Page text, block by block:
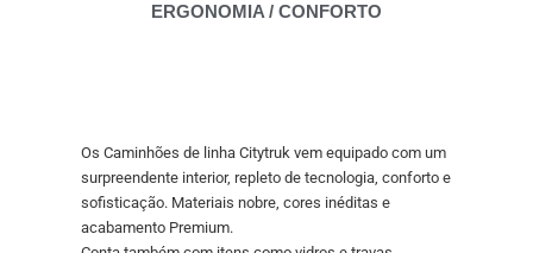
ERGONOMIA / CONFORTO
Os Caminhões de linha Citytruk vem equipado com um
surpreendente interior, repleto de tecnologia, conforto e
sofisticação. Materiais nobre, cores inéditas e
acabamento Premium.